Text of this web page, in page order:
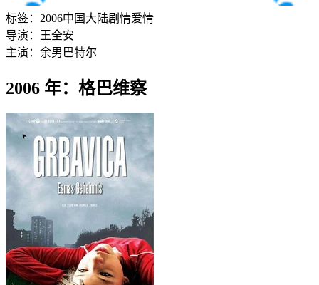
标签： 2006中国大陆剧情爱情
导演：
王全安
主演： 余男 巴特尔
2006 年：格巴维察